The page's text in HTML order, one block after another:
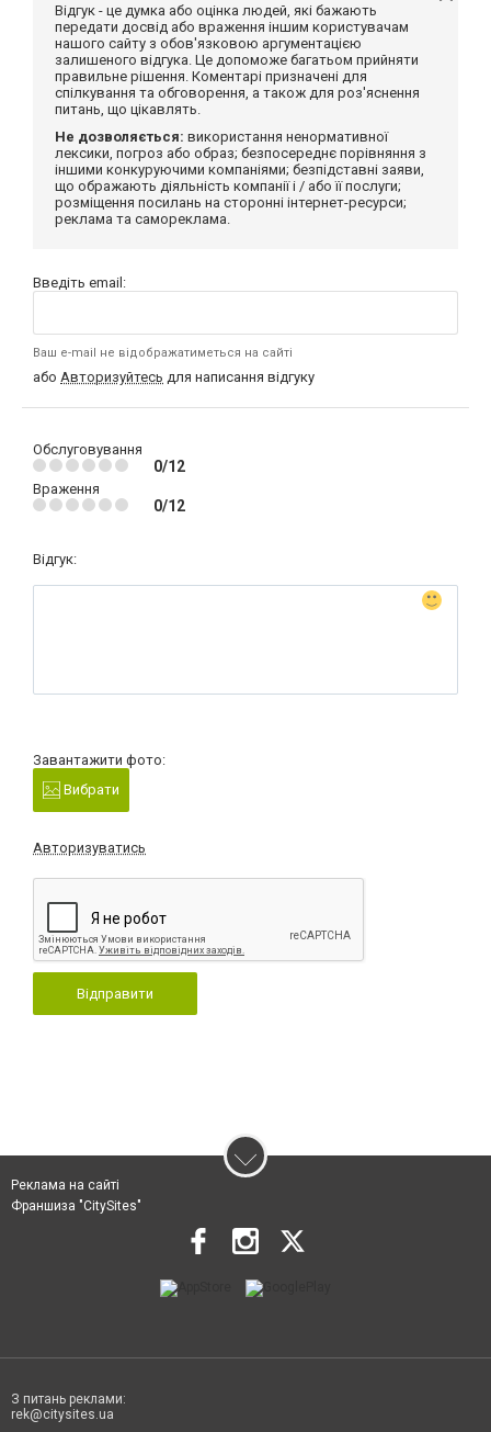
Відгук - це думка або оцінка людей, які бажають
передати досвід або враження іншим користувачам
нашого сайту з обов'язковою аргументацією
залишеного відгука. Це допоможе багатьом прийняти
правильне рішення. Коментарі призначені для
спілкування та обговорення, а також для роз'яснення
питань, що цікавлять.
Не дозволяється: використання ненормативної
лексики, погроз або образ; безпосереднє порівняння з
іншими конкуруючими компаніями; безпідставні заяви,
що ображають діяльність компанії і / або її послуги;
розміщення посилань на сторонні інтернет-ресурси;
реклама та самореклама.
Введіть email:
Ваш e-mail не відображатиметься на сайті
або Авторизуйтесь для написання відгуку
Обслуговування
0/12
Враження
0/12
Відгук:
Завантажити фото:
Вибрати
Авторизуватись
Відправити
Реклама на сайті
Франшиза "CitySites"
З питань реклами:
rek@citysites.ua